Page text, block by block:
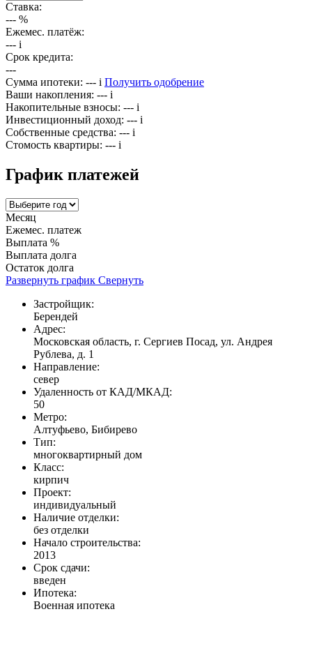
Ставка:
--- %
Ежемес. платёж:
--- i
Срок кредита:
---
Сумма ипотеки: --- i Получить одобрение
Ваши накопления: --- i
Накопительные взносы: --- i
Инвестиционный доход: --- i
Собственные средства: --- i
Стомость квартиры: --- i
График платежей
Месяц
Ежемес. платеж
Выплата %
Выплата долга
Остаток долга
Развернуть график Свернуть
Застройщик:
Берендей
Адрес:
Московская область, г. Сергиев Посад, ул. Андрея
Рублева, д. 1
Направление:
север
Удаленность от КАД/МКАД:
50
Метро:
Алтуфьево, Бибирево
Тип:
многоквартирный дом
Класс:
кирпич
Проект:
индивидуальный
Наличие отделки:
без отделки
Начало строительства:
2013
Срок сдачи:
введен
Ипотека:
Военная ипотека